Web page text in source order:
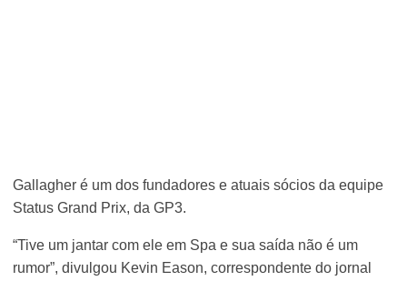
Gallagher é um dos fundadores e atuais sócios da equipe
Status Grand Prix, da GP3.
“Tive um jantar com ele em Spa e sua saída não é um
rumor”, divulgou Kevin Eason, correspondente do jornal